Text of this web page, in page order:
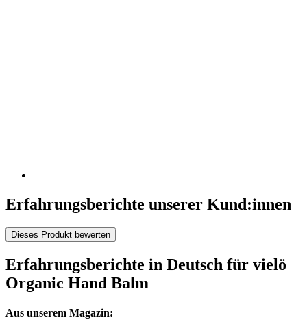
Erfahrungsberichte unserer Kund:innen
Dieses Produkt bewerten
Erfahrungsberichte in Deutsch für vielö
Organic Hand Balm
Aus unserem Magazin: